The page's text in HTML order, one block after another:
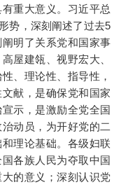
重大意义。习近平总
势，深刻阐述了过去5
明了关系党和国家事
屋建瓴、视野宏大、
、理论性、指导性，
献，是确保党和国家
示，是激励全党全国
动员，为开好党的二
理论基础。各级妇联
各族人民为夺取中国
的意义；深刻认识党